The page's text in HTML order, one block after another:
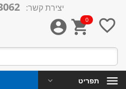
יצירת קשר:

0


תפריט